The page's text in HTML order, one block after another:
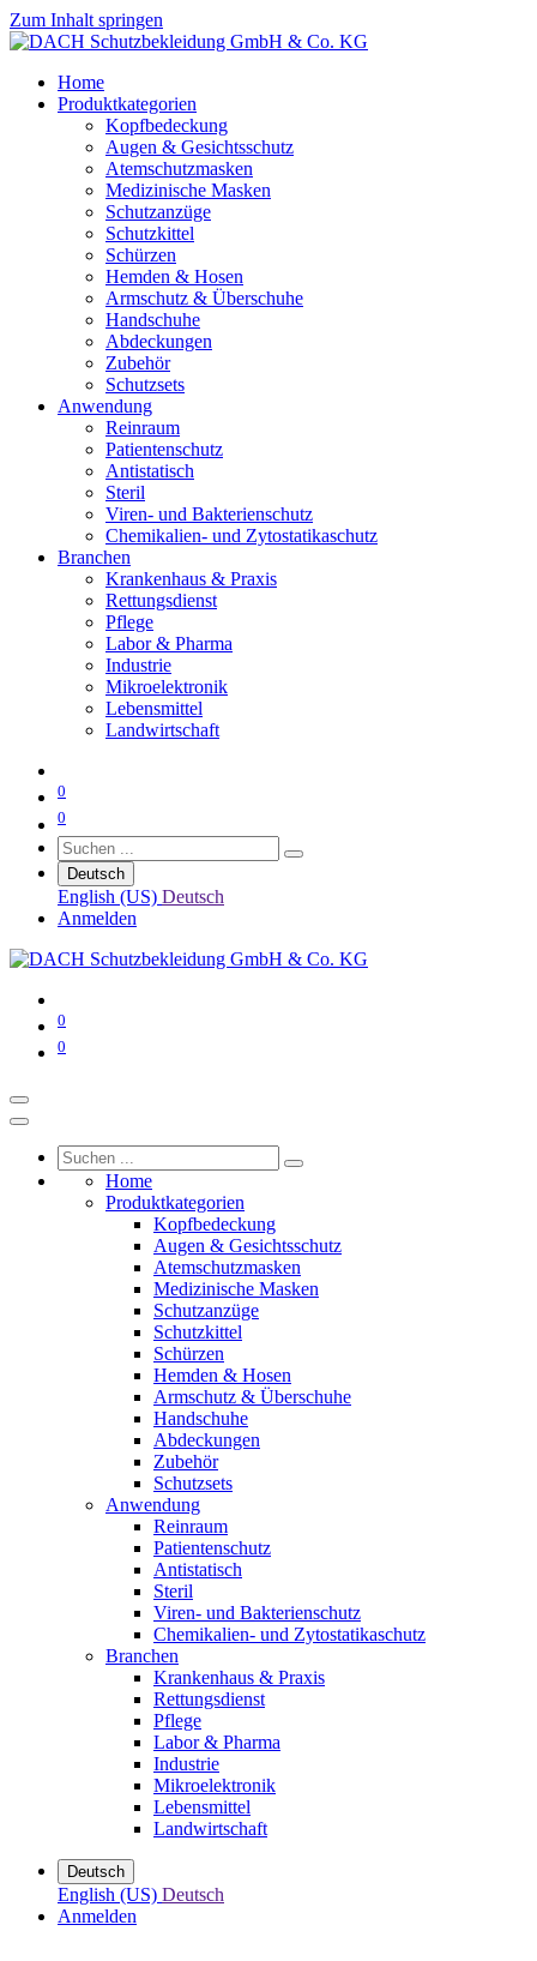
Zum Inhalt springen
Home
Produktkategorien
Kopfbedeckung
Augen & Gesichtsschutz
Atemschutzmasken
Medizinische Masken
Schutzanzüge
Schutzkittel
Schürzen
Hemden & Hosen
Armschutz & Überschuhe
Handschuhe
Abdeckungen
Zubehör
Schutzsets
Anwendung
Reinraum
Patientenschutz
Antistatisch
Steril
Viren- und Bakterienschutz
Chemikalien- und Zytostatikaschutz
Branchen
Krankenhaus & Praxis
Rettungsdienst
Pflege
Labor & Pharma
Industrie
Mikroelektronik
Lebensmittel
Landwirtschaft
0
0
Deutsch
English (US) Deutsch
Anmelden
0
0
Home
Produktkategorien
Kopfbedeckung
Augen & Gesichtsschutz
Atemschutzmasken
Medizinische Masken
Schutzanzüge
Schutzkittel
Schürzen
Hemden & Hosen
Armschutz & Überschuhe
Handschuhe
Abdeckungen
Zubehör
Schutzsets
Anwendung
Reinraum
Patientenschutz
Antistatisch
Steril
Viren- und Bakterienschutz
Chemikalien- und Zytostatikaschutz
Branchen
Krankenhaus & Praxis
Rettungsdienst
Pflege
Labor & Pharma
Industrie
Mikroelektronik
Lebensmittel
Landwirtschaft
Deutsch
English (US) Deutsch
Anmelden